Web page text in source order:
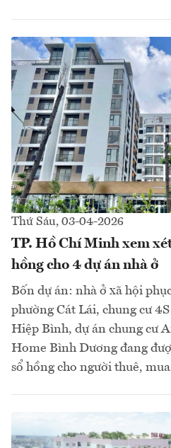
Thứ Sáu, 03-04-2026
TP. Hồ Chí Minh xem
hồng cho 4 dự án nhà ở
Bốn dự án: nhà ở xã hội
phường Cát Lái, chung cư
Hiệp Bình, dự án chung cư
Home Bình Dương đang
sổ hồng cho người thuê,